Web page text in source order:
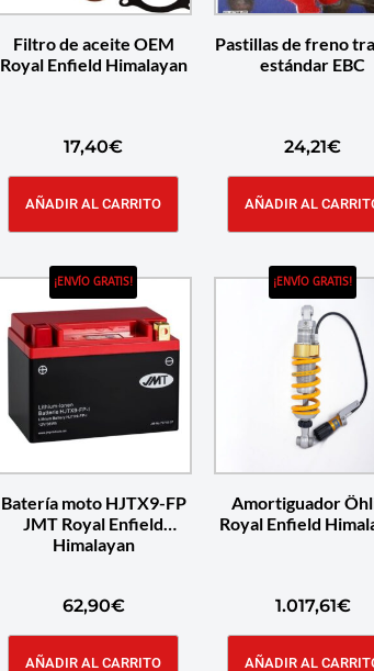
Filtro de aceite OEM
Royal Enfield Himalayan
17,40€
AÑADIR AL CARRITO
Pastillas de freno
estándar EBC
24,21€
AÑADIR AL
¡ENVÍO GRATIS!
Batería moto HJTX9-FP
JMT Royal Enfield
Himalayan
62,90€
AÑADIR AL CARRITO
¡ENVÍO GRATIS!
Amortiguador
Royal Enfield
1.017,61€
AÑADIR AL